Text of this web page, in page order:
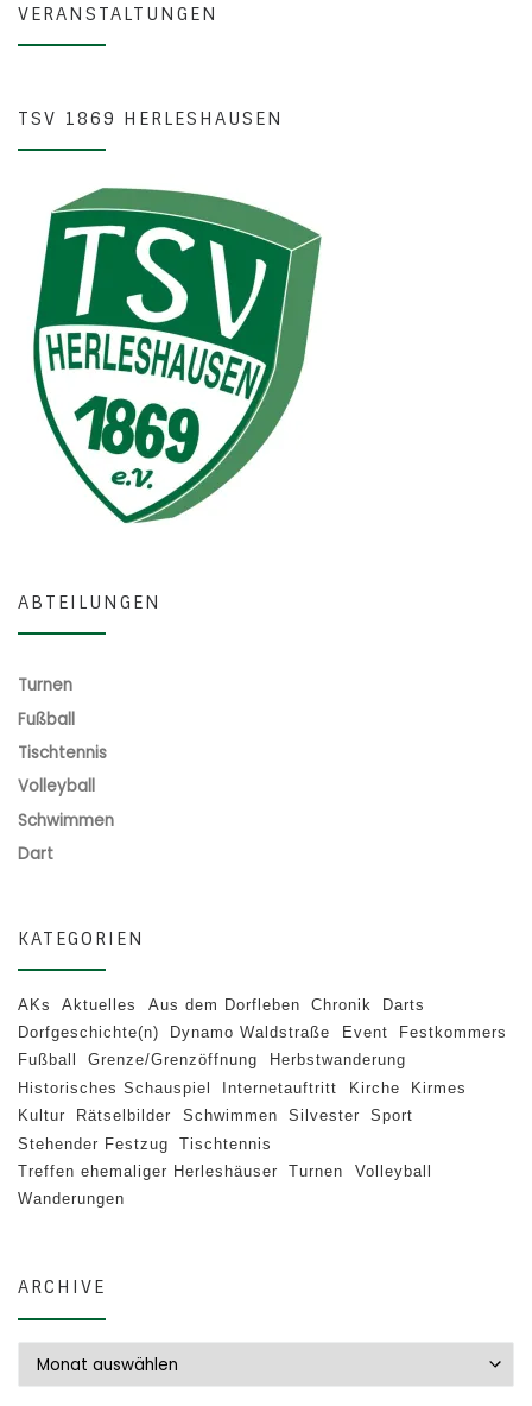
VERANSTALTUNGEN
TSV 1869 HERLESHAUSEN
ABTEILUNGEN
Turnen
Fußball
Tischtennis
Volleyball
Schwimmen
Dart
KATEGORIEN
AKs Aktuelles Aus dem Dorfleben Chronik
Darts
Dorfgeschichte(n)
Dynamo Waldstraße Event
Festkommers
Fußball
Grenze/Grenzöffnung
Herbstwanderung
Historisches Schauspiel
Internetauftritt Kirche
Kirmes
Kultur
Rätselbilder Schwimmen Silvester
Sport
Stehender Festzug
Tischtennis
Treffen ehemaliger Herleshäuser
Turnen
Volleyball
Wanderungen
ARCHIVE